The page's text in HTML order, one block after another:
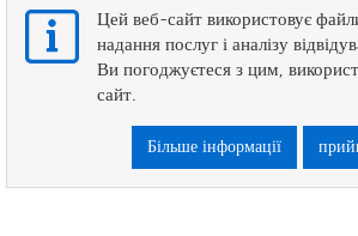
ПРАВИЛА ТА
Цей веб-сайт використовує
надання послуг і аналізу
Ви погоджуєтеся з цим,
сайт.
Більше інформації